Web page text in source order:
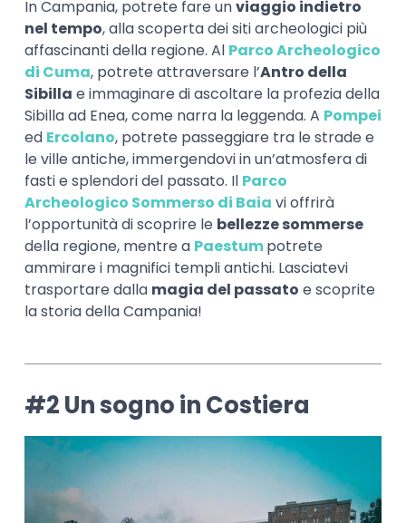
In Campania, potrete fare unviaggio indietro
nel tempo, alla scoperta dei siti archeologici più
affascinanti della regione. Al Parco Archeologico
di Cuma, potrete attraversare l’Antro della
Sibilla e immaginare di ascoltare la profezia della
Sibilla ad Enea, come narra la leggenda. A Pompei
ed Ercolano, potrete passeggiare tra le strade e
le ville antiche, immergendovi in un’atmosfera di
fasti e splendori del passato. Il Parco
Archeologico Sommerso di Baia vi offrirà
l’opportunità di scoprire le bellezze sommerse
della regione, mentre a Paestumpotrete
ammirare i magnifici templi antichi. Lasciatevi
trasportare dalla magia del passato e scoprite
la storia della Campania!
#2 Un sogno in Costiera